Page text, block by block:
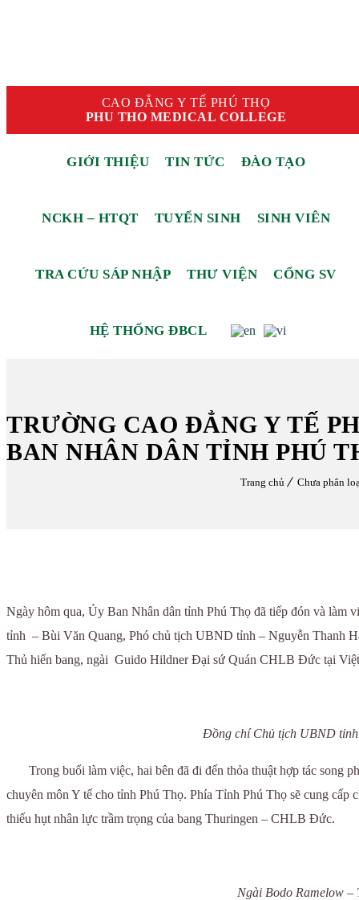
CAO ĐẲNG Y TẾ PHÚ THỌ
PHU THO MEDICAL COLLEGE
GIỚI THIỆU TIN TỨC ĐÀO TẠO
NCKH – HTQT TUYỂN SINH SINH VIÊN
TRA CỨU SÁP NHẬP THƯ VIỆN CỔNG SV
HỆ THỐNG ĐBCL
TRƯỜNG CAO ĐẲNG Y TẾ
BAN NHÂN DÂN TỈNH PHÚ
Trang chủ Chưa phân
Ngày hôm qua, Ủy Ban Nhân dân tỉnh Phú Thọ đã tiếp đón và
tỉnh – Bùi Văn Quang, Phó chủ tịch UBND tỉnh – Nguyễn Thanh
Thủ hiến bang, ngài Guido Hildner Đại sứ Quán CHLB Đức tại Việt
Đồng chí Chủ tịch UBND
Trong buổi làm việc, hai bên đã đi đến thỏa thuật hợp tác song
chuyên môn Y tế cho tỉnh Phú Thọ. Phía Tỉnh Phú Thọ sẽ cung cấp
thiếu hụt nhân lực trầm trọng của bang Thuringen – CHLB Đức.
Ngài Bodo Ramelow